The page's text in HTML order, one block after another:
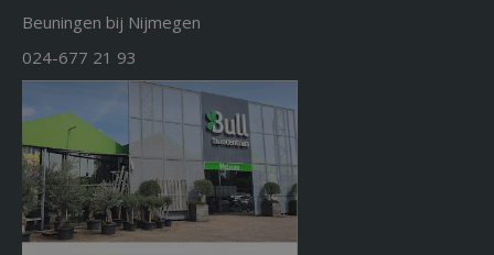
Beuningen bij Nijmegen
024-677 21 93